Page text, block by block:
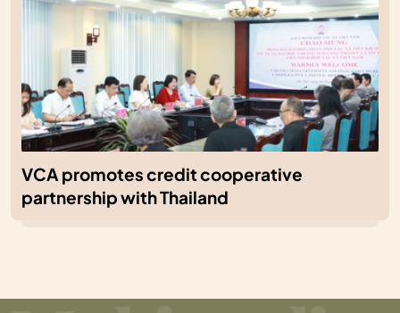
VCA promotes credit cooperative
partnership with Thailand